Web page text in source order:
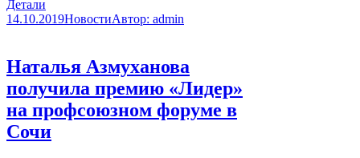
Детали
14.10.2019НовостиАвтор: admin
Наталья Азмуханова
получила премию «Лидер»
на профсоюзном форуме в
Сочи